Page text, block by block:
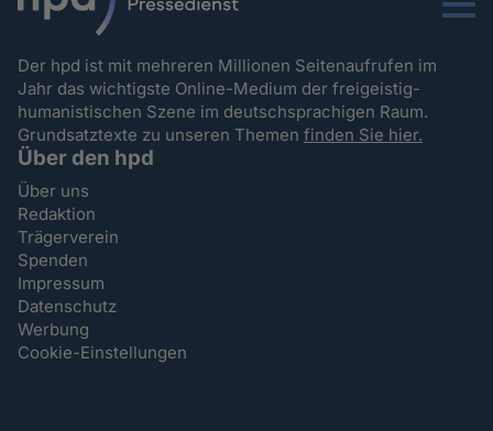
Menu
Der hpd ist mit mehreren Millionen Seitenaufrufen im
Jahr das wichtigste Online-Medium der freigeistig-
humanistischen Szene im deutschsprachigen Raum.
Grundsatztexte zu unseren Themenfinden Sie hier.
Über den hpd
Über uns
Redaktion
Trägerverein
Spenden
Impressum
Datenschutz
Werbung
Cookie-Einstellungen